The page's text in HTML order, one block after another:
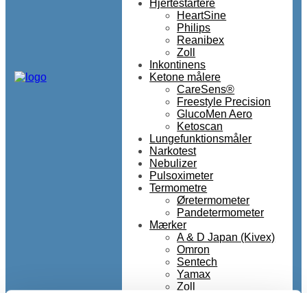
Hjertestartere
HeartSine
Philips
Reanibex
Zoll
Inkontinens
Ketone målere
CareSens®
Freestyle Precision
GlucoMen Aero
Ketoscan
Lungefunktionsmåler
Narkotest
Nebulizer
Pulsoximeter
Termometre
Øretermometer
Pandetermometer
Mærker
A & D Japan (Kivex)
Omron
Sentech
Yamax
Zoll